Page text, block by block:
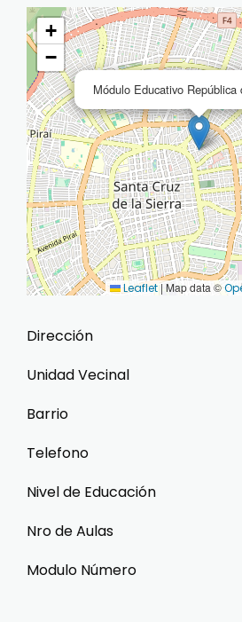
Módulo Educativo República
+
−
Leaflet |Map data ©
Dirección
Unidad Vecinal
Barrio
Telefono
Nivel de Educación
Nro de Aulas
Modulo Número